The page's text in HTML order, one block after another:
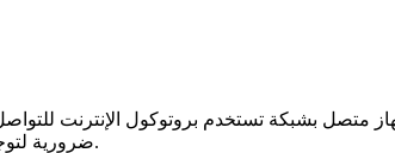
الشبكة. تعد عناوين IP ضرورية لتوجيه وتسليم البيانات إلى الوجهة الصحيحة.